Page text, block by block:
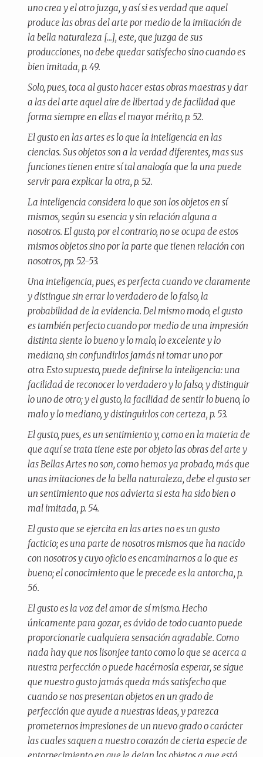
uno crea y el otro juzga, y así si es verdad que aquel
produce las obras del arte por medio de la imitación de
la bella naturaleza [...], este, que juzga de sus
producciones, no debe quedar satisfecho sino cuando es
bien imitada, p. 49.
Solo, pues, toca al gusto hacer estas obras maestras y dar
a las del arte aquel aire de libertad y de facilidad que
forma siempre en ellas el mayor mérito, p. 52.
El gusto en las artes es lo que la inteligencia en las
ciencias. Sus objetos son a la verdad diferentes, mas sus
funciones tienen entre sí tal analogía que la una puede
servir para explicar la otra, p. 52.
La inteligencia considera lo que son los objetos en sí
mismos, según su esencia y sin relación alguna a
nosotros. El gusto, por el contrario, no se ocupa de estos
mismos objetos sino por la parte que tienen relación con
nosotros, pp. 52-53.
Una inteligencia, pues, es perfecta cuando ve claramente
y distingue sin errar lo verdadero de lo falso, la
probabilidad de la evidencia. Del mismo modo, el gusto
es también perfecto cuando por medio de una impresión
distinta siente lo bueno y lo malo, lo excelente y lo
mediano, sin confundirlos jamás ni tomar uno por
otro. Esto supuesto, puede definirse la inteligencia: una
facilidad de reconocer lo verdadero y lo falso, y distinguir
lo uno de otro; y el gusto, la facilidad de sentir lo bueno, lo
malo y lo mediano, y distinguirlos con certeza, p. 53.
El gusto, pues, es un sentimiento y, como en la materia de
que aquí se trata tiene este por objeto las obras del arte y
las Bellas Artes no son, como hemos ya probado, más que
unas imitaciones de la bella naturaleza, debe el gusto ser
un sentimiento que nos advierta si esta ha sido bien o
mal imitada, p. 54.
El gusto que se ejercita en las artes no es un gusto
facticio; es una parte de nosotros mismos que ha nacido
con nosotros y cuyo oficio es encaminarnos a lo que es
bueno; el conocimiento que le precede es la antorcha, p.
56.
El gusto es la voz del amor de sí mismo. Hecho
únicamente para gozar, es ávido de todo cuanto puede
proporcionarle cualquiera sensación agradable. Como
nada hay que nos lisonjee tanto como lo que se acerca a
nuestra perfección o puede hacérnosla esperar, se sigue
que nuestro gusto jamás queda más satisfecho que
cuando se nos presentan objetos en un grado de
perfección que ayude a nuestras ideas, y parezca
prometernos impresiones de un nuevo grado o carácter
las cuales saquen a nuestro corazón de cierta especie de